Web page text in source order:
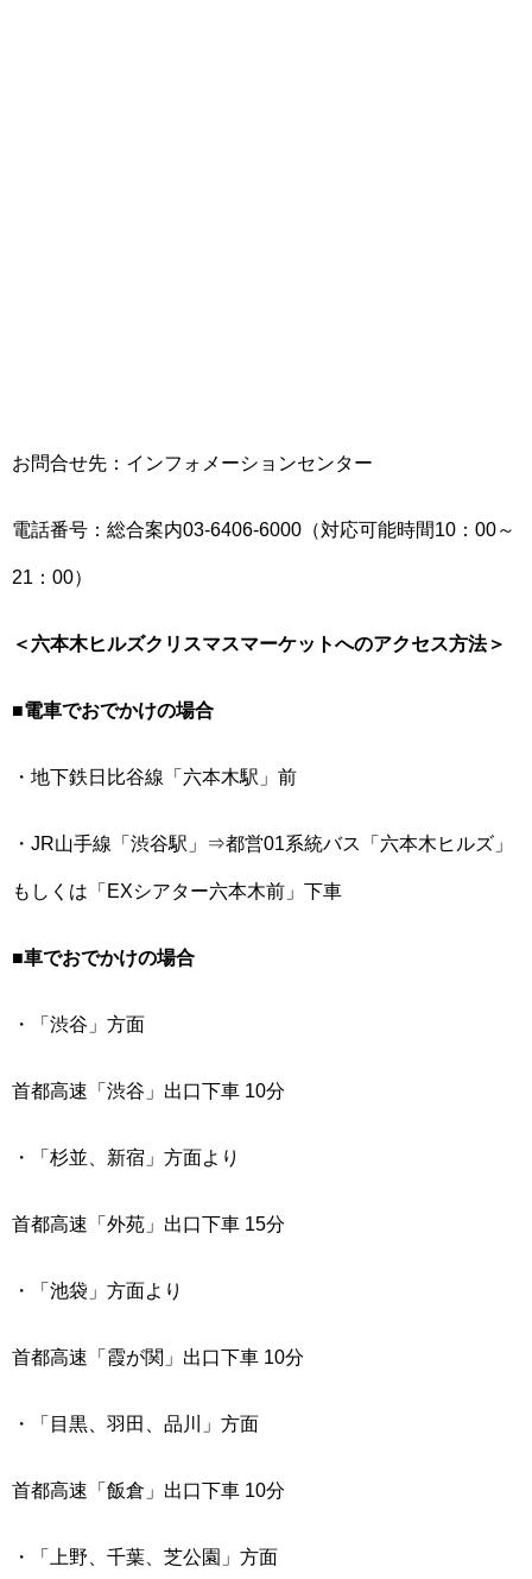
お問合せ先：インフォメーションセンター
電話番号：総合案内03-6406-6000（対応可能時間10：00～
21：00）
＜六本木ヒルズクリスマスマーケットへのアクセス方法＞
■電車でおでかけの場合
・地下鉄日比谷線「六本木駅」前
・JR山手線「渋谷駅」⇒都営01系統バス「六本木ヒルズ」
もしくは「EXシアター六本木前」下車
■車でおでかけの場合
・「渋谷」方面
首都高速「渋谷」出口下車 10分
・「杉並、新宿」方面より
首都高速「外苑」出口下車 15分
・「池袋」方面より
首都高速「霞が関」出口下車 10分
・「目黒、羽田、品川」方面
首都高速「飯倉」出口下車 10分
・「上野、千葉、芝公園」方面